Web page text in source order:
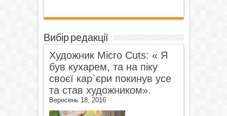
Вибір редакції
Художник Micro Cuts: « Я
був кухарем, та на піку
своєї кар`єри покинув усе
та став художником».
Вересень 18, 2016